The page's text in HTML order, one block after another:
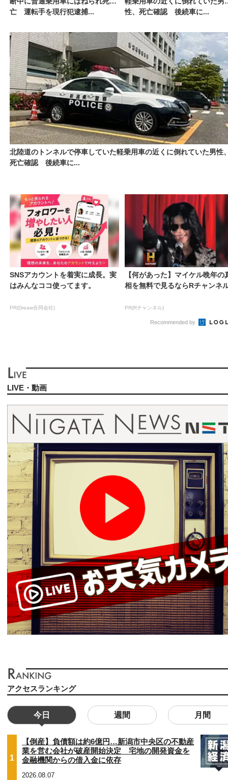
亡 運転手を現行犯逮捕...
性、死亡確認 後続車に...
北陸道のトンネルで停車していた軽乗用車の近くに倒れていた男性
死亡確認 後続車に...
SNSアカウントを着実に成長。実
はみんなココ使ってます。
PR(Dreaw合同会社)
【何があった】マイケル晩年の
相を無料で見るならRチャンネ
PR(Rチャンネル)
Recommended by
LIVE・動画
アクセスランキング
今日 週間 月間
1
【倒産】負債額は約6億円…新潟市中央区の不動産
業を営む会社が破産開始決定 宅地の開発資金を
金融機関からの借入金に依存
2026.08.07